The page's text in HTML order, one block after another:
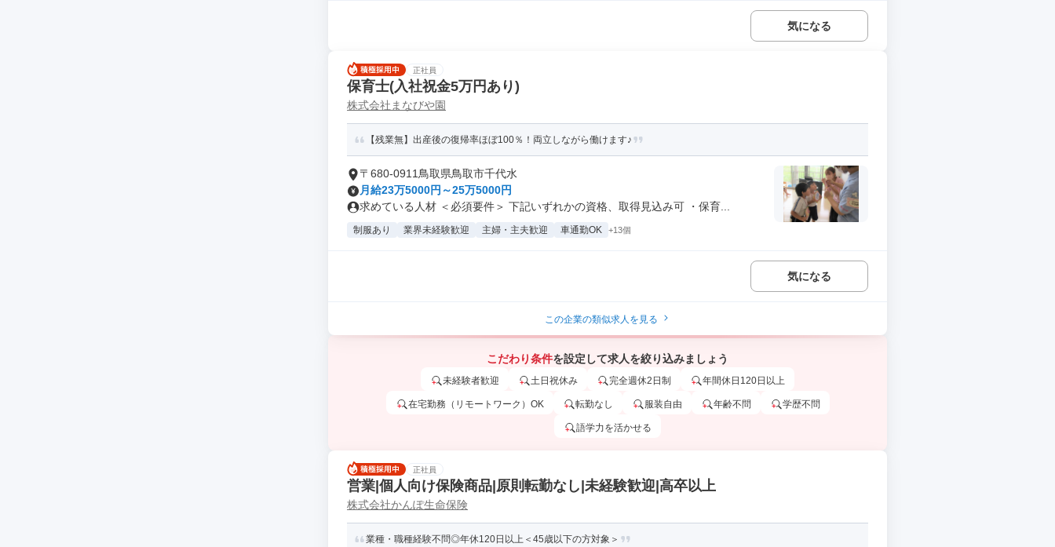
気になる
正社員
保育士(入社祝金5万円あり)
株式会社まなびや園
【残業無】出産後の復帰率ほぼ100％！両立しながら働けます♪
〒680-0911鳥取県鳥取市千代水
月給23万5000円～25万5000円
求めている人材 ＜必須要件＞ 下記いずれかの資格、取得見込み可 ・保育...
制服あり 業界未経験歓迎 主婦・主夫歓迎 車通勤OK +13個
気になる
この企業の類似求人を見る
こだわり条件を設定して求人を絞り込みましょう
未経験者歓迎 土日祝休み 完全週休2日制 年間休日120日以上
在宅勤務（リモートワーク）OK 転勤なし 服装自由 年齢不問 学歴不問
語学力を活かせる
正社員
営業|個人向け保険商品|原則転勤なし|未経験歓迎|高卒以上
株式会社かんぽ生命保険
業種・職種経験不問◎年休120日以上＜45歳以下の方対象＞